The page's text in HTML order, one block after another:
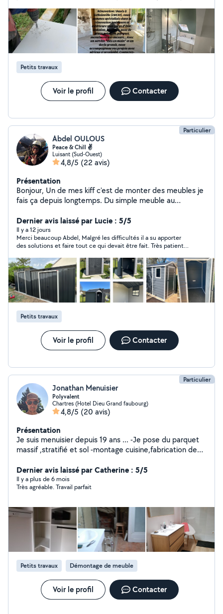
votre devis gratuit
Petits travaux
Voir le profil Contacter
Particulier
Abdel OULOUS
Peace & Chill ✌
Luisant (Sud-Ouest)
4,8/5 (22 avis)
Présentation
Bonjour, Un de mes kiff c'est de monter des meubles je
fais ça depuis longtemps. Du simple meuble au
d'autres domaines dans lesquels je peux répondre à vos
attentes je vous laisse les découvrir via mon profil.
Dernier avis laissé par Lucie : 5/5
Il y a 12 jours
Merci beaucoup Abdel, Malgré les difficultés il a su apporter
des solutions et faire tout ce qui devait être fait. Très patient
Petits travaux
Voir le profil Contacter
Particulier
Jonathan Menuisier
Polyvalent
Chartres (Hotel Dieu Grand faubourg)
4,8/5 (20 avis)
Présentation
Je suis menuisier depuis 19 ans ... -Je pose du parquet
massif ,stratifié et sol -montage cuisine,fabrication de
diverses demandes concernant la menuiserie -je
débouche les canalisations des toilettes ,évier et
baignoire . -peinture ,pose faïence ,sol ,placo,isolation ,
ASPIRATEUR INJECTEUR EXTRACTEUR
Dernier avis laissé par Catherine : 5/5
Il y a plus de 6 mois
Très agréable. Travail parfait
Petits travaux Démontage de meuble
Voir le profil Contacter